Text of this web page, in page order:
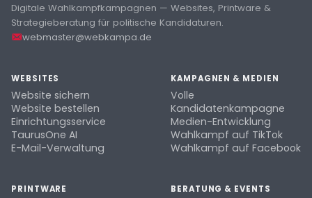
Digitale Wahlkampfkampagnen — Websites, Printware &
Strategieberatung für politische Kandidaturen.
webmaster@webkampa.de
WEBSITES
Website sichern
Website bestellen
Einrichtungsservice
TaurusOne AI
E-Mail-Verwaltung
KAMPAGNEN & MEDIEN
Volle
Kandidatenkampagne
Medien-Entwicklung
Wahlkampf auf TikTok
Wahlkampf auf Facebook
PRINTWARE BERATUNG & EVENTS